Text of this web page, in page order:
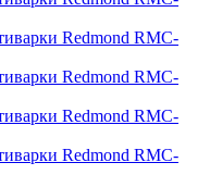
Redmond RMC-
Redmond RMC-
Redmond RMC-
Redmond RMC-